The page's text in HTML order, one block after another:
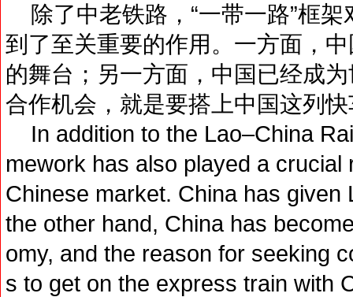
除了中老铁路，“一带一路”框
到了至关重要的作用。一方面，
的舞台；另一方面，中国已经成
合作机会，就是要搭上中国这列
In addition to the Lao–China
mework has also played a
Chinese market. China has
the other hand, China has
omy, and the reason for seeking
s to get on the express train with